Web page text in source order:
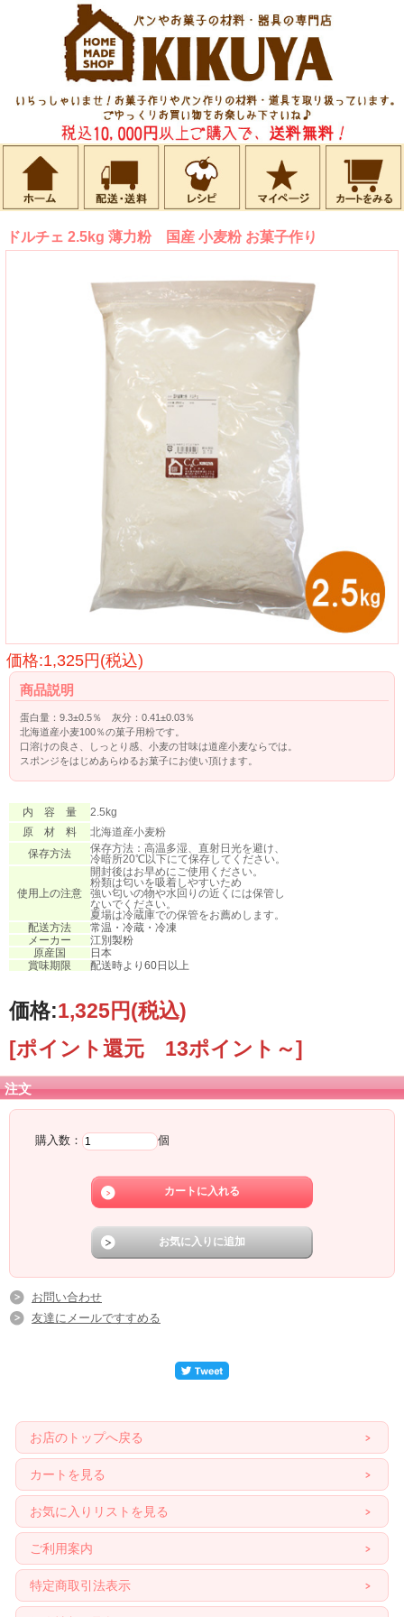
ドルチェ 2.5kg 薄力粉 国産 小麦粉 お菓子作り
価格:1,325円(税込)
商品説明
蛋白量：9.3±0.5％ 灰分：0.41±0.03％
北海道産小麦100％の菓子用粉です。
口溶けの良さ、しっとり感、小麦の甘味は道産小麦ならでは。
スポンジをはじめあらゆるお菓子にお使い頂けます。
内 容 量
2.5kg
原 材 料
北海道産小麦粉
保存方法
保存方法：高温多湿、直射日光を避け、
冷暗所20℃以下にて保存してください。
使用上の注意
開封後はお早めにご使用ください。
粉類は匂いを吸着しやすいため
強い匂いの物や水回りの近くには保管し
ないでください。
夏場は冷蔵庫での保管をお薦めします。
配送方法
常温・冷蔵・冷凍
メーカー
江別製粉
原産国
日本
賞味期限
配送時より60日以上
価格:1,325円(税込)
[ポイント還元 13ポイント～]
注文
購入数： 個
お問い合わせ
友達にメールですすめる
お店のトップへ戻る
カートを見る
お気に入りリストを見る
ご利用案内
特定商取引法表示